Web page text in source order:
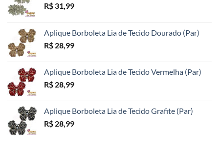
R$ 31,99
Aplique Borboleta Lia de Tecido Dourado (Par)
R$ 28,99
Aplique Borboleta Lia de Tecido Vermelha (Par)
R$ 28,99
Aplique Borboleta Lia de Tecido Grafite (Par)
R$ 28,99